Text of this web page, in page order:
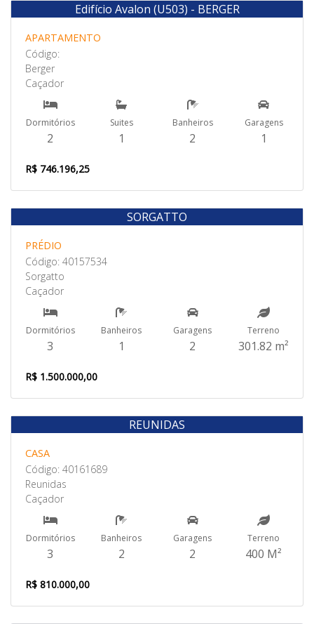
Venda
Edifício Avalon (U503) - BERGER
APARTAMENTO
Código:
Berger
Caçador
Dormitórios
2
Suites
1
Banheiros
2
Garagens
1
R$ 746.196,25
Venda
SORGATTO
PRÉDIO
Código: 40157534
Sorgatto
Caçador
Dormitórios
3
Banheiros
1
Garagens
2
Terreno
301.82 m²
R$ 1.500.000,00
Venda
REUNIDAS
CASA
Código: 40161689
Reunidas
Caçador
Dormitórios
3
Banheiros
2
Garagens
2
Terreno
400 M²
R$ 810.000,00